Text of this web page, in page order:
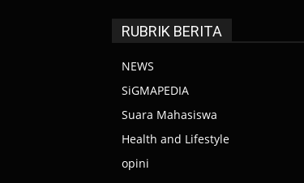
RUBRIK BERITA
NEWS
SiGMAPEDIA
Suara Mahasiswa
Health and Lifestyle
opini